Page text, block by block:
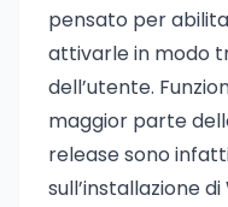
pensato per
attivarle in modo
dell’utente.
maggior parte
release sono
sull’installazione di